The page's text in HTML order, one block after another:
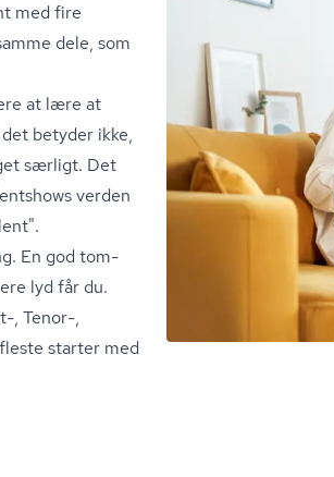
med fire
dele, som
at lære at
betyder ikke,
særligt. Det
verden
En god tom­
lyd får du.
, Tenor-,
starter med